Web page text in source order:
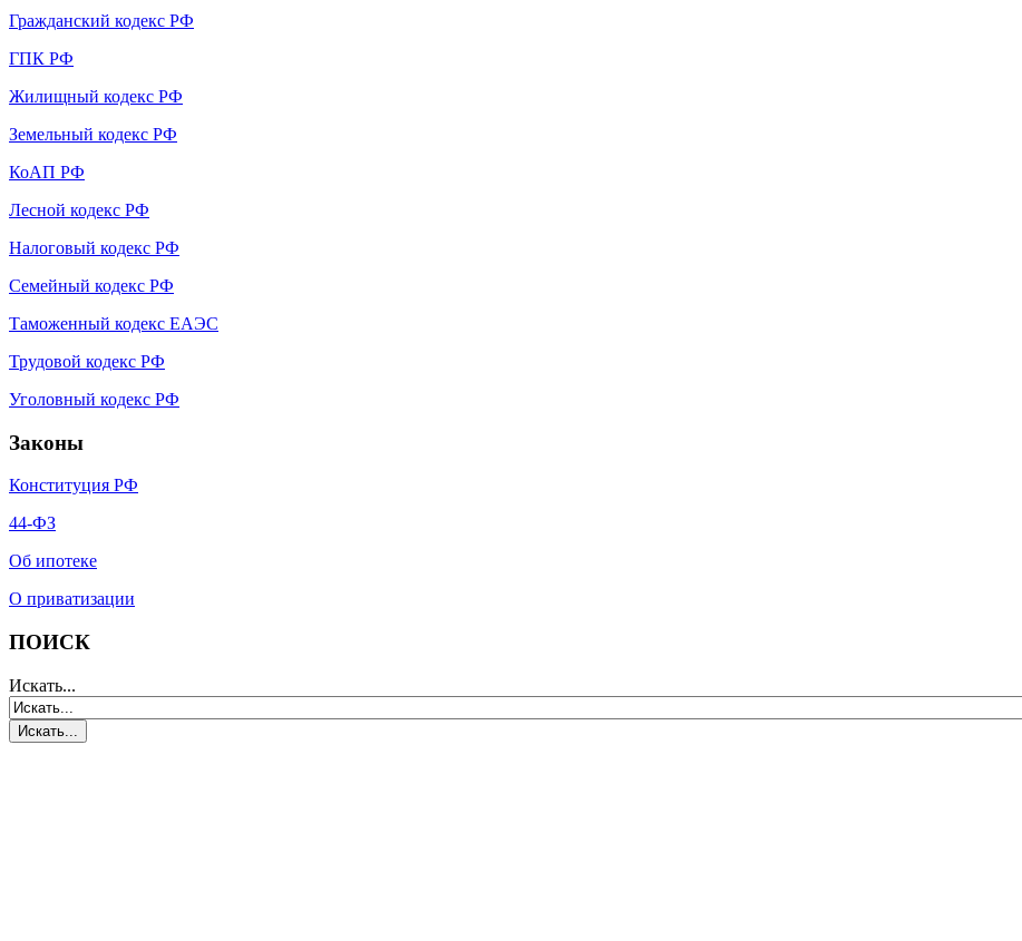
Гражданский кодекс РФ
ГПК РФ
Жилищный кодекс РФ
Земельный кодекс РФ
КоАП РФ
Лесной кодекс РФ
Налоговый кодекс РФ
Семейный кодекс РФ
Таможенный кодекс ЕАЭС
Трудовой кодекс РФ
Уголовный кодекс РФ
Законы
Конституция РФ
44-ФЗ
Об ипотеке
О приватизации
ПОИСК
Искать...